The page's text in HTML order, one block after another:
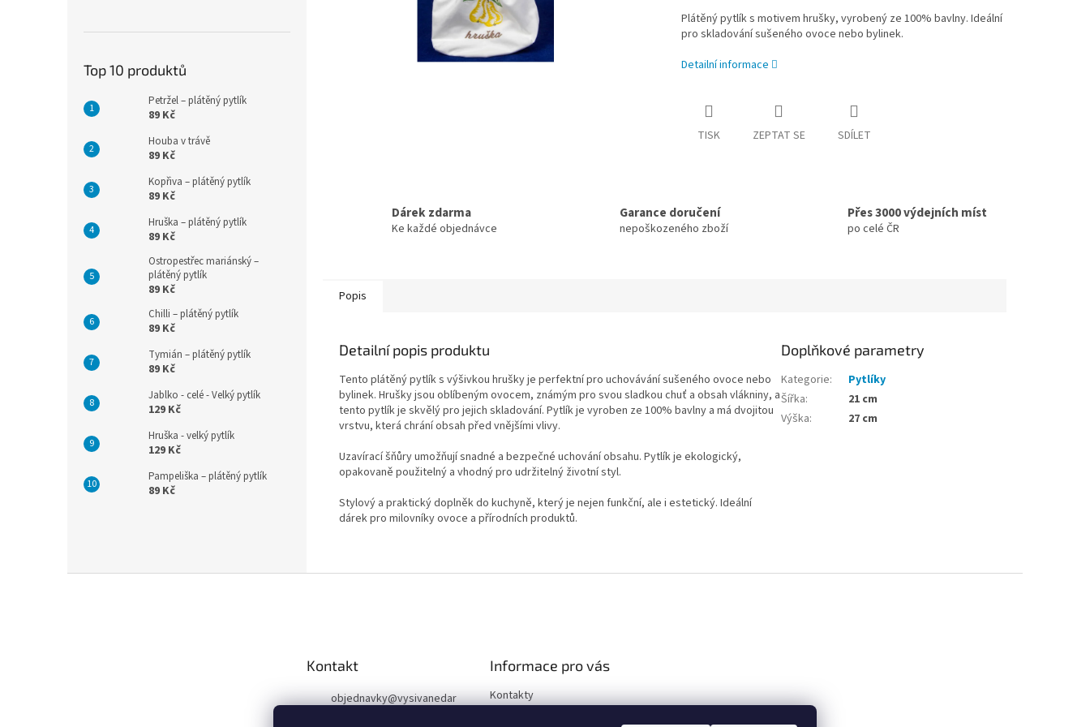
Top 10 produktů
Petržel – plátěný pytlík
89 Kč
Houba v trávě
89 Kč
Kopřiva – plátěný pytlík
89 Kč
Hruška – plátěný pytlík
89 Kč
Ostropestřec mariánský –
plátěný pytlík
89 Kč
Chilli – plátěný pytlík
89 Kč
Tymián – plátěný pytlík
89 Kč
Jablko - celé - Velký pytlík
129 Kč
Hruška - velký pytlík
129 Kč
Pampeliška – plátěný pytlík
89 Kč
Plátěný pytlík s motivem hrušky, vyrobený ze 100% bavlny. Ideální
pro skladování sušeného ovoce nebo bylinek.
Detailní informace
TISK ZEPTAT SE SDÍLET
Dárek zdarma
Ke každé objednávce
Garance doručení
nepoškozeného zboží
Přes 3000 výdejních míst
po celé ČR
Popis
Detailní popis produktu
Tento plátěný pytlík s výšivkou hrušky je perfektní pro uchovávání sušeného ovoce nebo
bylinek. Hrušky jsou oblíbeným ovocem, známým pro svou sladkou chuť a obsah vlákniny, a
tento pytlík je skvělý pro jejich skladování. Pytlík je vyroben ze 100% bavlny a má dvojitou
vrstvu, která chrání obsah před vnějšími vlivy.
Uzavírací šňůry umožňují snadné a bezpečné uchování obsahu. Pytlík je ekologický,
opakovaně použitelný a vhodný pro udržitelný životní styl.
Stylový a praktický doplněk do kuchyně, který je nejen funkční, ale i estetický. Ideální
dárek pro milovníky ovoce a přírodních produktů.
Doplňkové parametry
Kategorie:
Pytlíky
Šířka:
21 cm
Výška: 27 cm
Kontakt
objednavky@vysivanedar
Informace pro vás
Kontakty